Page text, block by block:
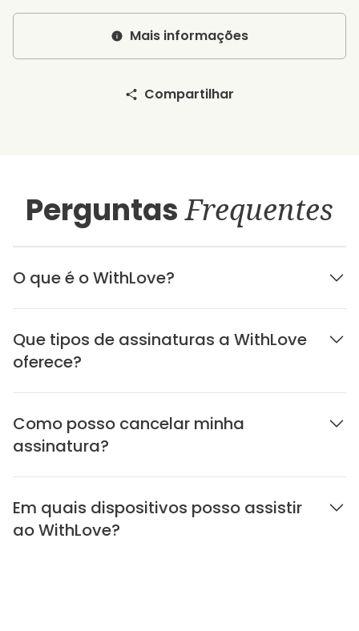
Mais informações
Compartilhar
PerguntasFrequentes
O que é o WithLove?
Que tipos de assinaturas a WithLove
oferece?
Como posso cancelar minha
assinatura?
Em quais dispositivos posso assistir
ao WithLove?